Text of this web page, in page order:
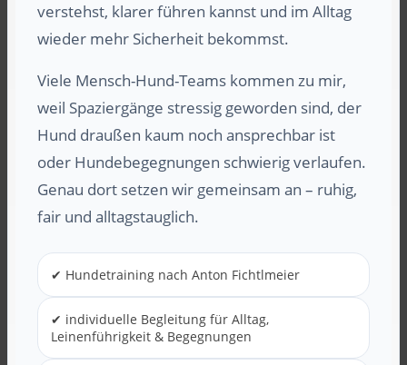
verstehst, klarer führen kannst und im Alltag
wieder mehr Sicherheit bekommst.
Viele Mensch-Hund-Teams kommen zu mir,
weil Spaziergänge stressig geworden sind, der
Hund draußen kaum noch ansprechbar ist
oder Hundebegegnungen schwierig verlaufen.
Genau dort setzen wir gemeinsam an – ruhig,
fair und alltagstauglich.
✔ Hundetraining nach Anton Fichtlmeier
✔ individuelle Begleitung für Alltag,
Leinenführigkeit & Begegnungen